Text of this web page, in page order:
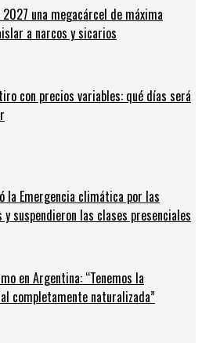
una megacárcel de máxima
a narcos y sicarios
con precios variables: qué días será
la Emergencia climática por las
y suspendieron las clases presenciales
en Argentina: “Tenemos la
completamente naturalizada”